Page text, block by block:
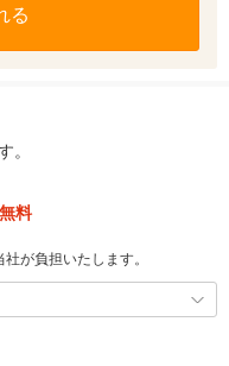
る
。
無料
が負担いたします。